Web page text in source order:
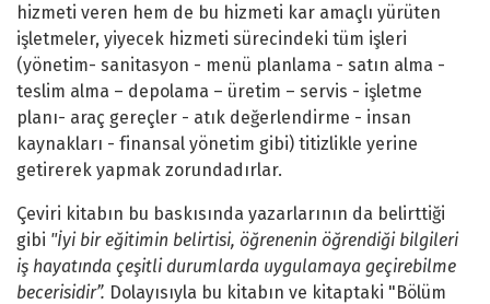
hizmeti veren hem de bu hizmeti kar amaçlı yürüten
işletmeler, yiyecek hizmeti sürecindeki tüm işleri
(yönetim- sanitasyon - menü planlama - satın alma -
teslim alma – depolama – üretim – servis - işletme
planı- araç gereçler - atık değerlendirme - insan
kaynakları - finansal yönetim gibi) titizlikle yerine
getirerek yapmak zorundadırlar.
Çeviri kitabın bu baskısında yazarlarının da belirttiği
gibi "İyi bir eğitimin belirtisi, öğrenenin öğrendiği bilgileri
iş hayatında çeşitli durumlarda uygulamaya geçirebilme
becerisidir”. Dolayısıyla bu kitabın ve kitaptaki "Bölüm